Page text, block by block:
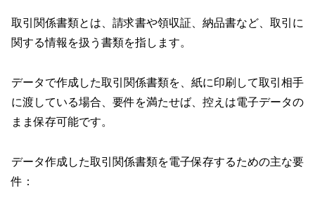
取引関係書類とは、請求書や領収証、納品書など、取引に
関する情報を扱う書類を指します。
データで作成した取引関係書類を、紙に印刷して取引相手
に渡している場合、要件を満たせば、控えは電子データの
まま保存可能です。
データ作成した取引関係書類を電子保存するための主な要
件：